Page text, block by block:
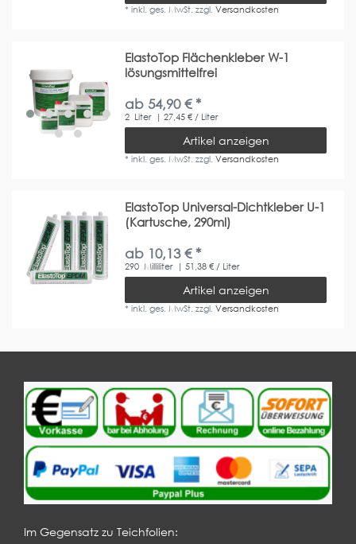
*inkl. ges. MwSt.zzgl.Versandkosten
ElastoTop Flächenkleber W-1
lösungsmittelfrei
ab 54,90 € *
2 Liter | 27,45 € / Liter
Artikel anzeigen
*inkl. ges. MwSt.zzgl.Versandkosten
ElastoTop Universal-Dichtkleber U-1
(Kartusche, 290ml)
ab 10,13 € *
290 Milliliter | 51,38 € / Liter
Artikel anzeigen
*inkl. ges. MwSt.zzgl.Versandkosten
Im Gegensatz zu Teichfolien: